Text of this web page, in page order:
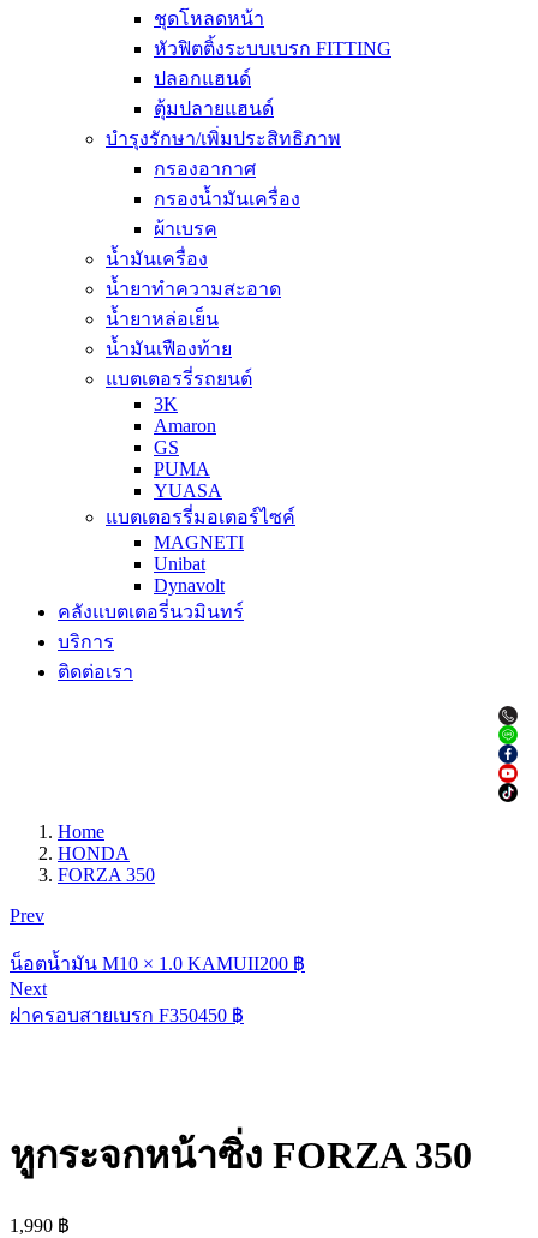
ชุดโหลดหน้า
หัวฟิตติ้งระบบเบรก FITTING
ปลอกแฮนด์
ตุ้มปลายแฮนด์
บำรุงรักษา/เพิ่มประสิทธิภาพ
กรองอากาศ
กรองน้ำมันเครื่อง
ผ้าเบรค
น้ำมันเครื่อง
น้ำยาทำความสะอาด
น้ำยาหล่อเย็น
น้ำมันเฟืองท้าย
แบตเตอรรี่รถยนต์
3K
Amaron
GS
PUMA
YUASA
แบตเตอรรี่มอเตอร์ไซค์
MAGNETI
Unibat
Dynavolt
คลังแบตเตอรี่นวมินทร์
บริการ
ติดต่อเรา
Home
HONDA
FORZA 350
Prev
น็อตน้ำมัน M10 × 1.0 KAMUII200 ฿
Next
ฝาครอบสายเบรก F350450 ฿
หูกระจกหน้าซิ่ง FORZA 350
1,990 ฿